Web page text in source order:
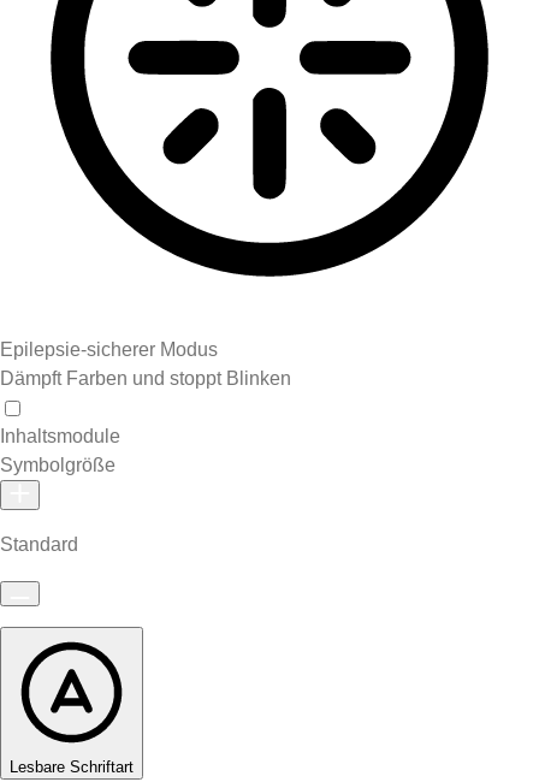
Epilepsie-sicherer Modus
Dämpft Farben und stoppt Blinken
Inhaltsmodule
Symbolgröße
Standard
Lesbare Schriftart